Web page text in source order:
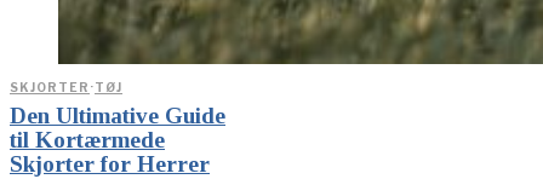
SKJORTER ·TØJ
Den Ultimative Guide
til Kortærmede
Skjorter for Herrer